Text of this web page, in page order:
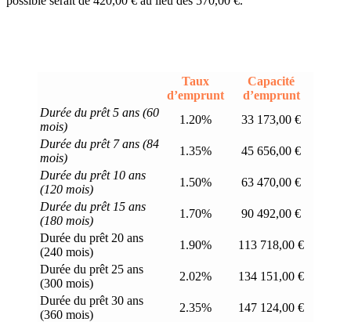
Taux
d’emprunt
Capacité
d’emprunt
Durée du prêt 5 ans (60
mois)
1.20%
33 173,00 €
Durée du prêt 7 ans (84
mois)
1.35%
45 656,00 €
Durée du prêt 10 ans
(120 mois)
1.50%
63 470,00 €
Durée du prêt 15 ans
(180 mois)
1.70%
90 492,00 €
Durée du prêt 20 ans
(240 mois)
1.90%
113 718,00 €
Durée du prêt 25 ans
(300 mois)
2.02%
134 151,00 €
Durée du prêt 30 ans
(360 mois)
2.35% 147 124,00 €